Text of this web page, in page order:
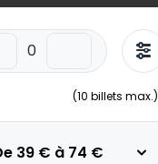
(10 billets max.)
39 € à 74 €